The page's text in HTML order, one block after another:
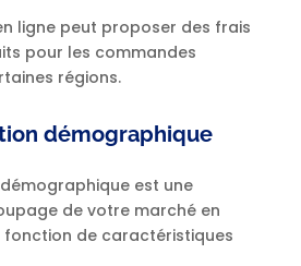
ligne peut proposer des frais
pour les commandes
régions.
démographique
est une
de votre marché en
de caractéristiques